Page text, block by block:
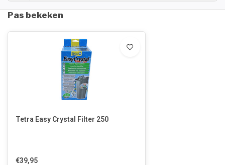
Pas bekeken
Tetra Easy Crystal Filter 250
€39,95